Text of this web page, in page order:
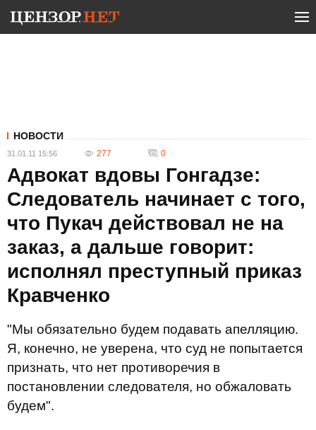
НОВОСТИ
31.01.11 15:56 277 0
Адвокат вдовы Гонгадзе:
Следователь начинает с того,
что Пукач действовал не на
заказ, а дальше говорит:
исполнял преступный приказ
Кравченко
"Мы обязательно будем подавать апелляцию.
Я, конечно, не уверена, что суд не попытается
признать, что нет противоречия в
постановлении следователя, но обжаловать
будем".